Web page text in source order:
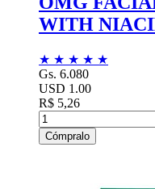
WITH
★ ★ ★ ★ ★
Gs. 6.080
USD 1.00
R$ 5,26
Cómpralo